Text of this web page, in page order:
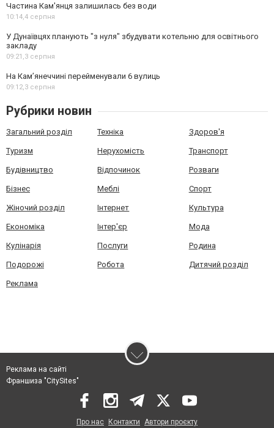
Частина Кам'янця залишилась без води
10:14,4 серпня
У Дунаївцях планують "з нуля" збудувати котельню для освітнього
закладу
09:21,3 серпня
На Камʼянеччині перейменували 6 вулиць
09:12,3 серпня
Рубрики новин
Загальний розділ Техніка Здоров'я
Туризм Нерухомість Транспорт
Будівництво Відпочинок Розваги
Бізнес Меблі Спорт
Жіночий розділ Інтернет Культура
Економіка Інтер'єр Мода
Кулінарія Послуги Родина
Подорожі Робота Дитячий розділ
Реклама
Реклама на сайті
Франшиза "CitySites"
Про нас Контакти Автори проєкту